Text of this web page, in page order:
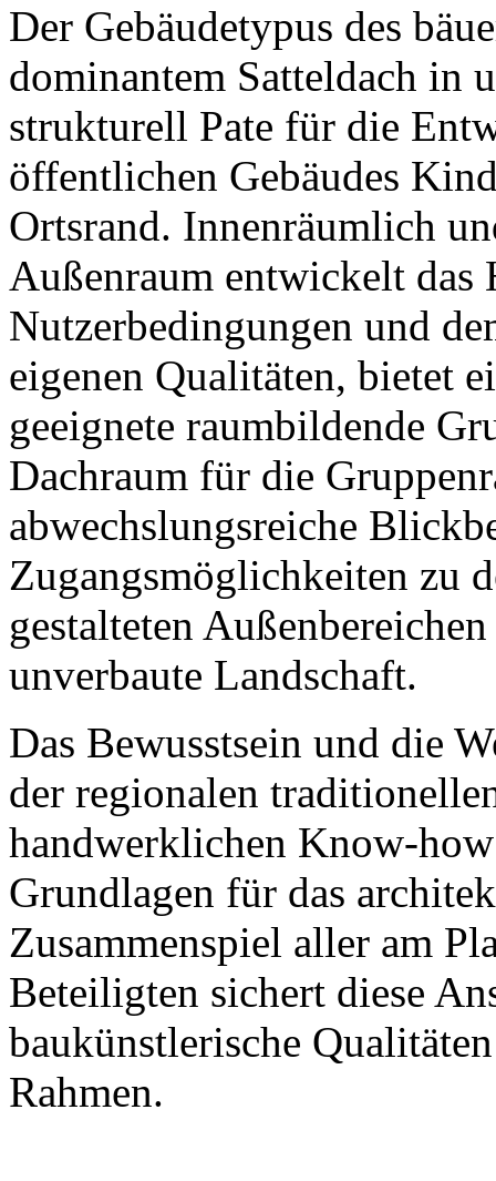
Der Gebäudetypus des
dominantem Satteldach in
strukturell Pate für die
öffentlichen Gebäudes
Ortsrand. Innenräumlich
Außenraum entwickelt das
Nutzerbedingungen und
eigenen Qualitäten, bietet
geeignete raumbildende
Dachraum für die
abwechslungsreiche
Zugangsmöglichkeiten zu
gestalteten
unverbaute Landschaft.
Das Bewusstsein und die
der regionalen
handwerklichen Know-
Grundlagen für das
Zusammenspiel aller am
Beteiligten sichert diese
baukünstlerische
Rahmen.